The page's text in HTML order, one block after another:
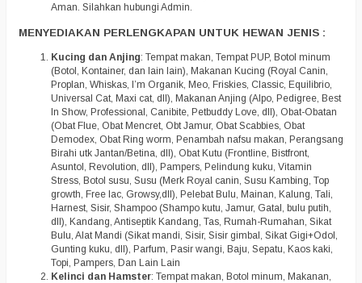
Aman. Silahkan hubungi Admin.
MENYEDIAKAN PERLENGKAPAN UNTUK HEWAN JENIS :
Kucing dan Anjing: Tempat makan, Tempat PUP, Botol minum
(Botol, Kontainer, dan lain lain), Makanan Kucing (Royal Canin,
Proplan, Whiskas, I’m Organik, Meo, Friskies, Classic, Equilibrio,
Universal Cat, Maxi cat, dll), Makanan Anjing (Alpo, Pedigree, Best
In Show, Professional, Canibite, Petbuddy Love, dll), Obat-Obatan
(Obat Flue, Obat Mencret, Obt Jamur, Obat Scabbies, Obat
Demodex, Obat Ring worm, Penambah nafsu makan, Perangsang
Birahi utk Jantan/Betina, dll), Obat Kutu (Frontline, Bistfront,
Asuntol, Revolution, dll), Pampers, Pelindung kuku, Vitamin
Stress, Botol susu, Susu (Merk Royal canin, Susu Kambing, Top
growth, Free lac, Growsy,dll), Pelebat Bulu, Mainan, Kalung, Tali,
Harnest, Sisir, Shampoo (Shampo kutu, Jamur, Gatal, bulu putih,
dll), Kandang, Antiseptik Kandang, Tas, Rumah-Rumahan, Sikat
Bulu, Alat Mandi (Sikat mandi, Sisir, Sisir gimbal, Sikat Gigi+Odol,
Gunting kuku, dll), Parfum, Pasir wangi, Baju, Sepatu, Kaos kaki,
Topi, Pampers, Dan Lain Lain
Kelinci dan Hamster: Tempat makan, Botol minum, Makanan,